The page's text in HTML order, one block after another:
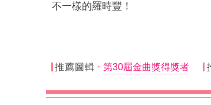
不一樣的羅時豐！
推薦圖輯 第30屆金曲獎得獎者